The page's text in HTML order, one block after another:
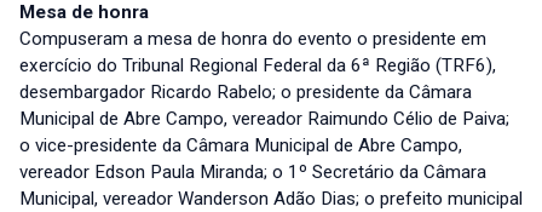
Mesa de honra
Compuseram a mesa de honra do evento o presidente em
exercício do Tribunal Regional Federal da 6ª Região (TRF6),
desembargador Ricardo Rabelo; o presidente da Câmara
Municipal de Abre Campo, vereador Raimundo Célio de Paiva;
o vice-presidente da Câmara Municipal de Abre Campo,
vereador Edson Paula Miranda; o 1º Secretário da Câmara
Municipal, vereador Wanderson Adão Dias; o prefeito municipal